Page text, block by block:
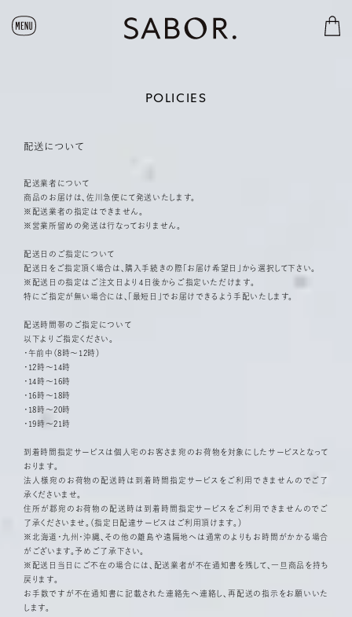
カ
ー
POLICIES
配送について
配送業者について
商品のお届けは、佐川急便にて発送いたします。
※配送業者の指定はできません。
※営業所留めの発送は行なっておりません。
配送日のご指定について
配送日をご指定頂く場合は、購入手続きの際「お届け希望日」から選択して下さい。
※配送日の指定はご注文日より４日後からご指定いただけます。
特にご指定が無い場合には、「最短日」でお届けできるよう手配いたします。
配送時間帯のご指定について
以下よりご指定ください。
・午前中（8時～12時）
・12時～14時
・14時～16時
・16時～18時
・18時～20時
・19時～21時
到着時間指定サービスは個人宅のお客さま宛のお荷物を対象にしたサービスとなって
おります。
法人様宛のお荷物の配送時は到着時間指定サービスをご利用できませんのでご了
承くださいませ。
住所が郡宛のお荷物の配送時は到着時間指定サービスをご利用できませんのでご
了承くださいませ。（指定日配達サービスはご利用頂けます。）
※北海道・九州・沖縄、その他の離島や遠隔地へは通常のよりもお時間がかかる場合
がございます。予めご了承下さい。
※配送日当日にご不在の場合には、配送業者が不在通知書を残して、一旦商品を持ち
戻ります。
お手数ですが不在通知書に記載された連絡先へ連絡し、再配送の指示をお願いいた
します。